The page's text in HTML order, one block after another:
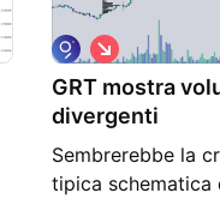
GRT mostra
divergenti
Sembrerebbe la
tipica schematica
S
h
o
t